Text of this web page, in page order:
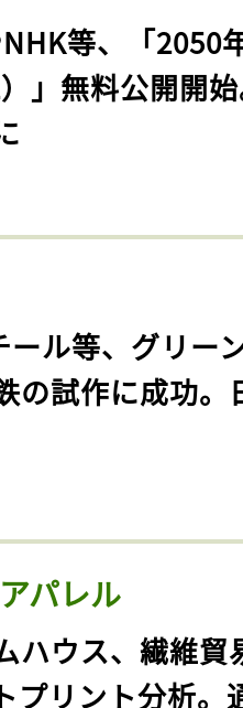
NHK等、「2050
」無料公開開
ール等、グリー
の試作に成功。
パレル
ハウス、繊維貿
プリント分析。